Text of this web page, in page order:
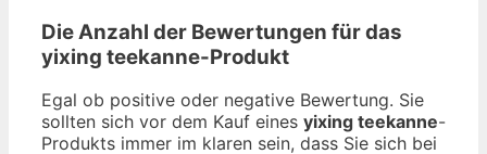
Die Anzahl der Bewertungen für das
yixing teekanne-Produkt
Egal ob positive oder negative Bewertung. Sie
sollten sich vor dem Kauf eines yixing teekanne-
Produkts immer im klaren sein, dass Sie sich bei